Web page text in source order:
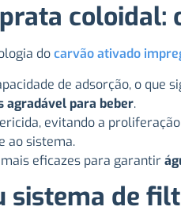
docarvão ativado
de adsorção, o que
agradável para beber.
evitando a
ao sistema.
eficazes para garantir
sistema de